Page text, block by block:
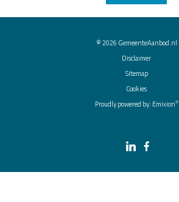
© 2026 GemeenteAanbod.nl
Disclaimer
Sitemap
Cookies
Proudly powered by: Emixion®